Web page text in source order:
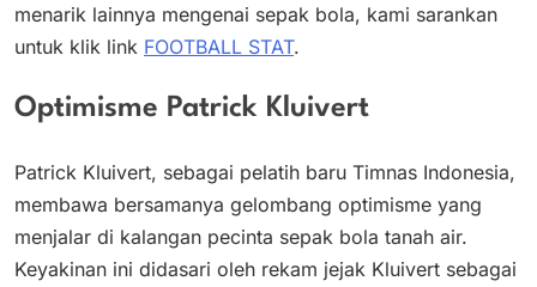
menarik lainnya mengenai sepak bola, kami sarankan
untuk klik link FOOTBALL STAT.
Optimisme Patrick Kluivert
Patrick Kluivert, sebagai pelatih baru Timnas Indonesia,
membawa bersamanya gelombang optimisme yang
menjalar di kalangan pecinta sepak bola tanah air. ​
Keyakinan ini didasari oleh rekam jejak Kluivert sebagai